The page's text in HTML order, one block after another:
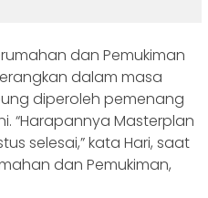
dan Pemukiman
dalam masa
diperoleh pemenang
“Harapannya Masterplan
selesai,” kata Hari, saat
dan Pemukiman,